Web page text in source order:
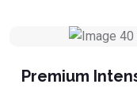
Premium